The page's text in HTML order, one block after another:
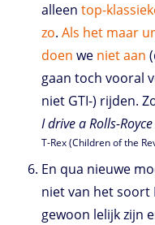
alleen top-
zo. Als het maar
doen we nietaan
gaan toch vooral
niet GTI-) rijden.
I drive a Rolls-
T-Rex (Children of the
En qua nieuwe
niet van het soort
gewoon lelijk zijn